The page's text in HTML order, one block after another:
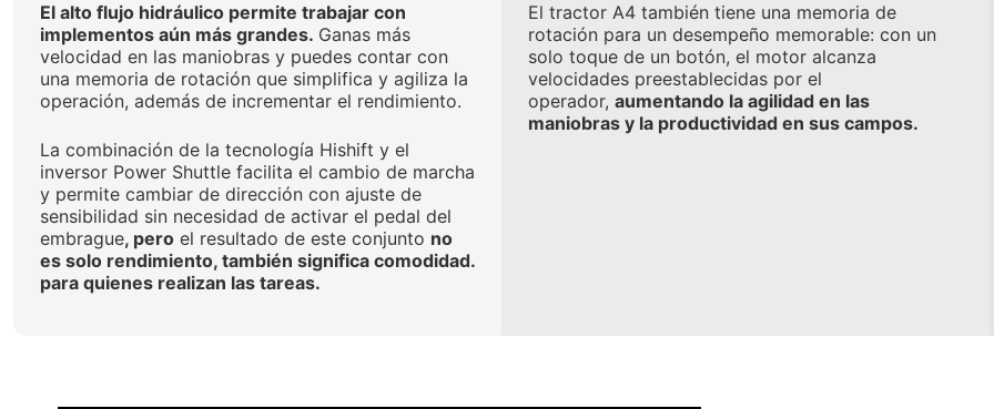
El alto flujo hidráulico permite trabajar con
implementos aún más grandes. Ganas más
velocidad en las maniobras y puedes contar con
una memoria de rotación que simplifica y agiliza la
operación, además de incrementar el rendimiento.
La combinación de la tecnología Hishift y el
inversor Power Shuttle facilita el cambio de marcha
y permite cambiar de dirección con ajuste de
sensibilidad sin necesidad de activar el pedal del
embrague, pero el resultado de este conjunto no
es solo rendimiento, también significa comodidad.
para quienes realizan las tareas.
El tractor A4 también tiene una memoria de
rotación para un desempeño memorable: con un
solo toque de un botón, el motor alcanza
velocidades preestablecidas por el
operador, aumentando la agilidad en las
maniobras y la productividad en sus campos.